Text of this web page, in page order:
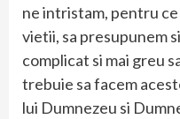
ne intristam, pentru
vietii, sa presupunem
complicat si mai greu
trebuie sa facem
lui Dumnezeu si